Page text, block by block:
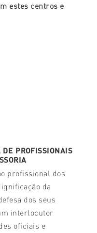
estes centros e
DE PROFISSIONAIS
profissional dos
da
dos seus
interlocutor
oficiais e